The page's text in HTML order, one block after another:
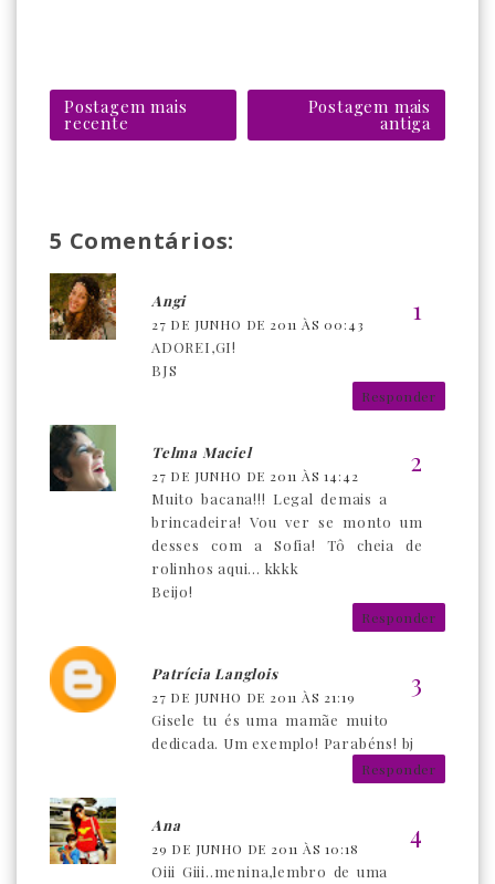
Postagem mais
recente
Postagem mais
antiga
5 Comentários:
Angi
27 DE JUNHO DE 2011 ÀS 00:43
ADOREI,GI!
BJS
Responder
Telma Maciel
27 DE JUNHO DE 2011 ÀS 14:42
Muito bacana!!! Legal demais a
brincadeira! Vou ver se monto um
desses com a Sofia! Tô cheia de
rolinhos aqui... kkkk
Beijo!
Responder
Patrícia Langlois
27 DE JUNHO DE 2011 ÀS 21:19
Gisele tu és uma mamãe muito
dedicada. Um exemplo! Parabéns! bj
Responder
Ana
29 DE JUNHO DE 2011 ÀS 10:18
Oiii Giii..menina,lembro de uma